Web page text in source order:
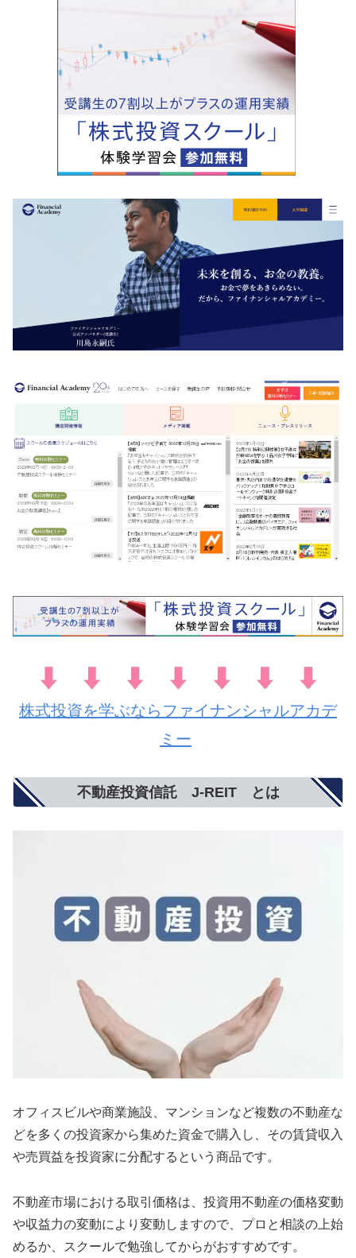
株式投資を学ぶならファイナンシャルアカデ
ミー
不動産投資信託 J-REIT とは
オフィスビルや商業施設、マンションなど複数の不動産な
どを多くの投資家から集めた資金で購入し、その賃貸収入
や売買益を投資家に分配するという商品です。
不動産市場における取引価格は、投資用不動産の価格変動
や収益力の変動により変動しますので、プロと相談の上始
めるか、スクールで勉強してからがおすすめです。